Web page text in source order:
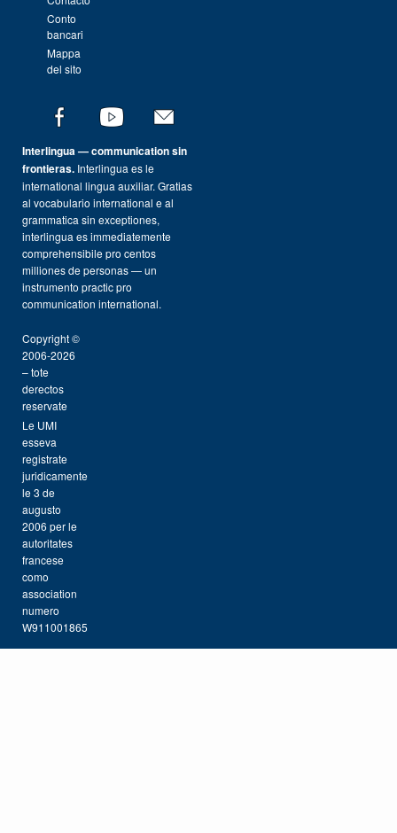
Conto
bancari
Mappa
del sito
Interlingua — communication sin
frontieras. Interlingua es le
international lingua auxiliar. Gratias
al vocabulario international e al
grammatica sin exceptiones,
interlingua es immediatemente
comprehensibile pro centos
milliones de personas — un
instrumento practic pro
communication international.
Copyright ©
2006-2026
– tote
derectos
reservate
Le UMI
esseva
registrate
juridicamente
le 3 de
augusto
2006 per le
autoritates
francese
como
association
numero
W911001865